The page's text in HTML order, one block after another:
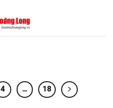
4 … 18